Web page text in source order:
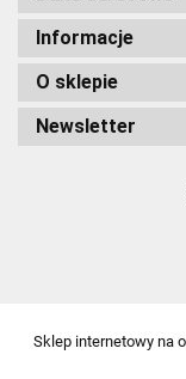
Informacje
O sklepie
Newsletter
Sklep internetowy na